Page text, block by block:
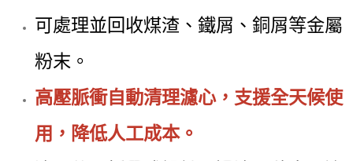
可處理並回收煤渣、鐵屑、銅屑等金屬
粉末。
高壓脈衝自動清理濾心，支援全天候使
用，降低人工成本。